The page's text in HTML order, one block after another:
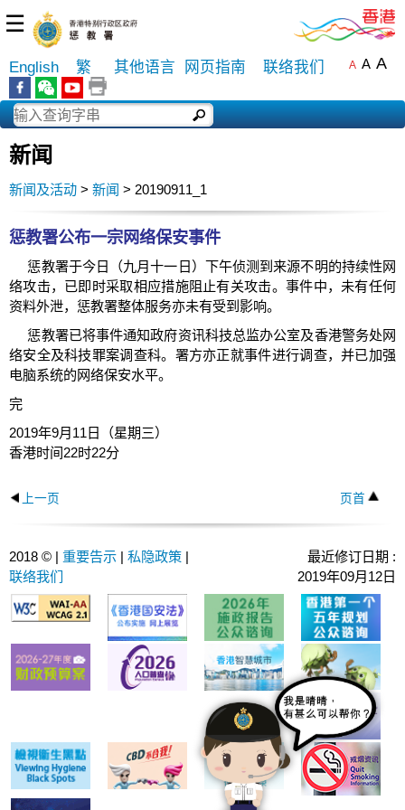
☰
English 繁 其他语言 网页指南 联络我们 A A A
新闻
新闻及活动 > 新闻 > 20190911_1
惩教署公布一宗网络保安事件
惩教署于今日（九月十一日）下午侦测到来源不明的持续性网
络攻击，已即时采取相应措施阻止有关攻击。事件中，未有任何
资料外泄，惩教署整体服务亦未有受到影响。
惩教署已将事件通知政府资讯科技总监办公室及香港警务处网
络安全及科技罪案调查科。署方亦正就事件进行调查，并已加强
电脑系统的网络保安水平。
完
2019年9月11日（星期三）
香港时间22时22分
上一页 页首
2018 © | 重要告示 | 私隐政策 |
联络我们
最近修订日期 :
2019年09月12日